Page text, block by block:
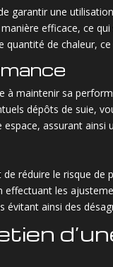
garantir une
efficace, ce
quantité de chaleur,
à maintenir sa
dépôts de suie,
assurant
de réduire le risque
les
ainsi des